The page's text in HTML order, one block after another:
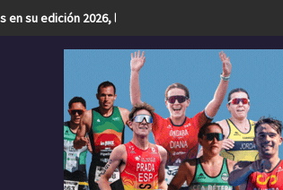
su edición 2026, la más numerosa hasta la fecha